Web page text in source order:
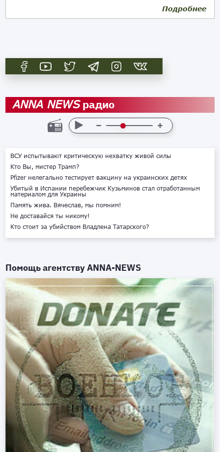
Подробнее
ANNA NEWSрадио
ВСУ испытывают критическую нехватку живой силы
Кто Вы, мистер Трамп?
Pfizer нелегально тестирует вакцину на украинских детях
Убитый в Испании перебежчик Кузьминов стал отработанным
материалом для Украины
Память жива. Вячеслав, мы помним!
Не доставайся ты никому!
Кто стоит за убийством Владлена Татарского?
Помощь агентствуANNA-NEWS